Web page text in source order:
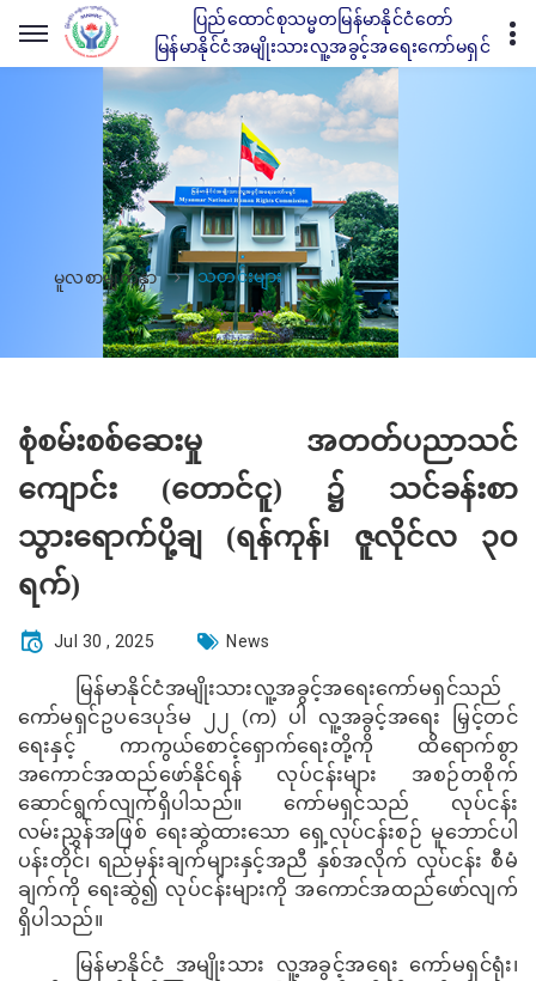
ပြည်ထောင်စုသမ္မတမြန်မာနိုင်ငံတော်
မြန်မာနိုင်ငံအမျိုးသားလူ့အခွင့်အရေးကော်မရှင်
မူလစာမျက်နှာ သတင်းများ
စုံစမ်းစစ်ဆေးမှု အတတ်ပညာသင်
ကျောင်း (တောင်ငူ) ၌ သင်ခန်းစာ
သွားရောက်ပို့ချ (ရန်ကုန်၊ ဇူလိုင်လ ၃၀
ရက်)
Jul 30 , 2025 News
မြန်မာနိုင်ငံအမျိုးသားလူ့အခွင့်အရေးကော်မရှင်သည်
ကော်မရှင်ဥပဒေပုဒ်မ ၂၂ (က) ပါ လူ့အခွင့်အရေး မြှင့်တင်
ရေးနှင့် ကာကွယ်စောင့်ရှောက်ရေးတို့ကို ထိရောက်စွာ
အကောင်အထည်ဖော်နိုင်ရန် လုပ်ငန်းများ အစဉ်တစိုက်
ဆောင်ရွက်လျက်ရှိပါသည်။ ကော်မရှင်သည် လုပ်ငန်း
လမ်းညွှန်အဖြစ် ရေးဆွဲထားသော ရှေ့လုပ်ငန်းစဉ် မူဘောင်ပါ
ပန်းတိုင်၊ ရည်မှန်းချက်များနှင့်အညီ နှစ်အလိုက် လုပ်ငန်း စီမံ
ချက်ကို ရေးဆွဲ၍ လုပ်ငန်းများကို အကောင်အထည်ဖော်လျက်
ရှိပါသည်။
မြန်မာနိုင်ငံ အမျိုးသား လူ့အခွင့်အရေး ကော်မရှင်ရုံး၊